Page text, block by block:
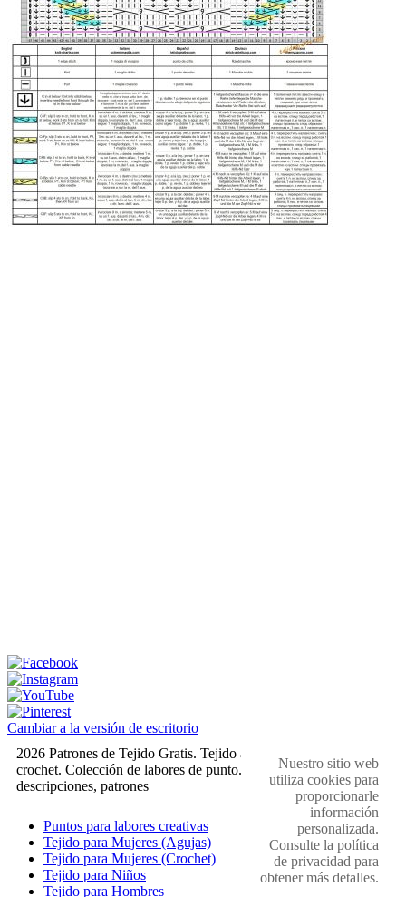
Cambiar a la versión de escritorio
2026 Patrones de Tejido Gratis. Tejido a dos agujas y
crochet. Colección de labores de punto. Muestras,
descripciones, patrones
Puntos para labores creativas
Tejido para Mujeres (Agujas)
Tejido para Mujeres (Crochet)
Tejido para Niños
Tejido para Hombres
Nuestro sitio web
utiliza cookies para
proporcionarle
información
personalizada.
Consulte la política
de privacidad para
obtener más detalles.